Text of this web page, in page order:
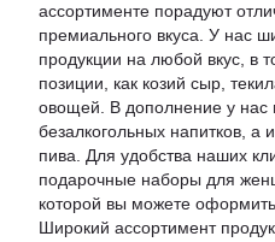
ассортименте порадуют
премиального вкуса. У нас
продукции на любой вкус, в
позиции, как козий сыр,
овощей. В дополнение у нас
безалкогольных напитков, а
пива. Для удобства наших
подарочные наборы для
которой вы можете
Широкий ассортимент